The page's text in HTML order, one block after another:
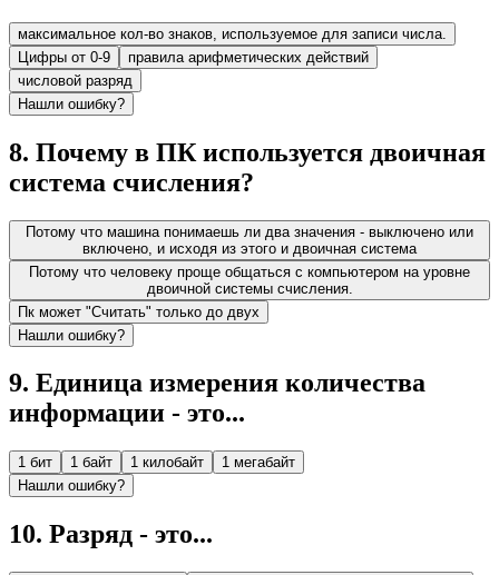
максимальное кол-во знаков, используемое для записи числа.
Цифры от 0-9
правила арифметических действий
числовой разряд
Нашли ошибку?
8. Почему в ПК используется двоичная
система счисления?
Потому что машина понимаешь ли два значения - выключено или
включено, и исходя из этого и двоичная система
Потому что человеку проще общаться с компьютером на уровне
двоичной системы счисления.
Пк может "Считать" только до двух
Нашли ошибку?
9. Единица измерения количества
информации - это...
1 бит 1 байт 1 килобайт
1 мегабайт
Нашли ошибку?
10. Разряд - это...